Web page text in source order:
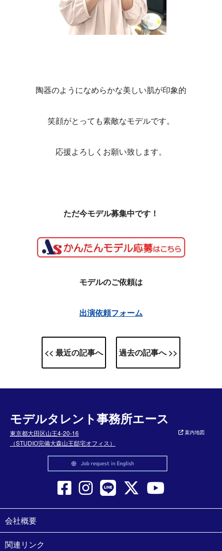
陶器のようになめらかな美しい肌が印象的
笑顔がとっても素敵なモデルです。
応援よろしくお願い致します。
ただ今モデル募集中です！
モデルのご依頼は
出演依頼フォーム
<< 最近の記事へ 過去の記事へ >>
モデルタレント事務所エース
東京都大田区山王4-20-16
（STUDIO完備大森山王邸宅オフィス）
案内地図
会社概要
関連リンク